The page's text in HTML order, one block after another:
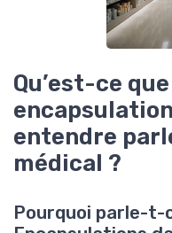
Qu’est-ce
entendre
médical ?
Pourquoi parle-t-